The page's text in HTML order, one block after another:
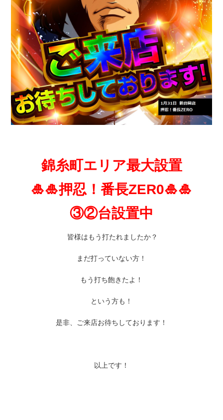
錦糸町エリア最大設置
🎍🎍押忍！番長ZER0🎍🎍
③②台設置中
皆様はもう打たれましたか？
まだ打っていない方！
もう打ち飽きたよ！
という方も！
是非、ご来店お待ちしております！
以上です！